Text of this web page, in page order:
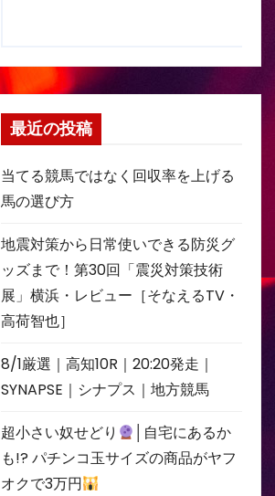
最近の投稿
当てる競馬ではなく回収率を上げる
馬の選び方
地震対策から日常使いできる防災グ
ッズまで！第30回「震災対策技術
展」横浜・レビュー［そなえるTV・
高荷智也］
8/1厳選｜高知10R｜20:20発走｜
SYNAPSE｜シナプス｜地方競馬
超小さい奴せどり
│自宅にあるか
も!? パチンコ玉サイズの商品がヤフ
オクで3万円